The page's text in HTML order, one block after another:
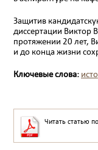
Защитив
диссертации Виктор
протяжении 20 лет,
и до конца жизни
Ключевые слова:
Читать статью